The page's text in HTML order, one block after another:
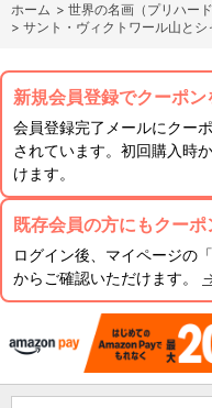
ホーム > 世界の名画（プリハード
> サント・ヴィクトワール山と
新規会員登録でクーポン
会員登録完了メールにクー
されています。初回購入時
けます。
既存会員の方にもクーポ
ログイン後、マイページの
からご確認いただけます。